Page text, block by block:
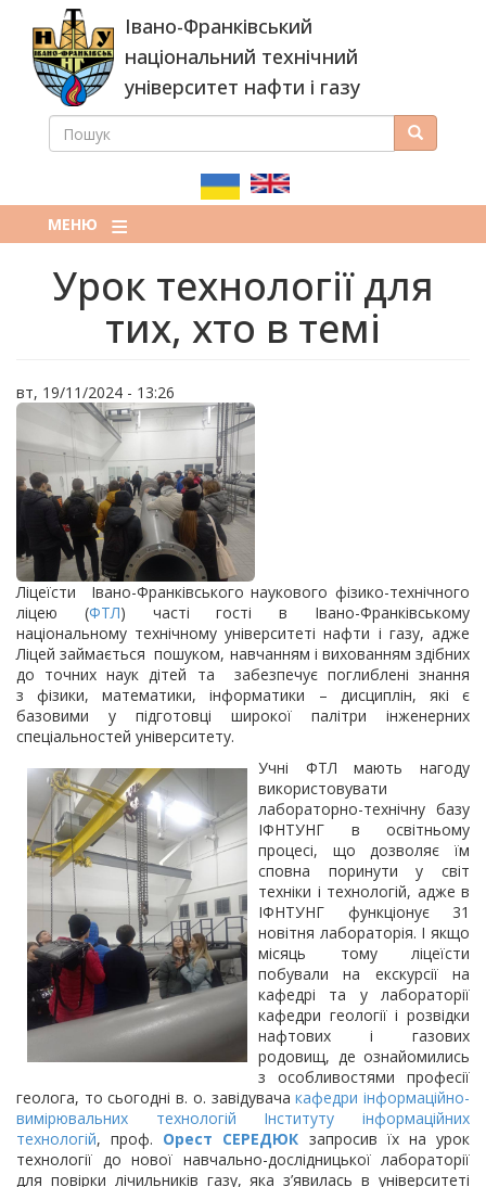
основного
вмісту
Івано-Франківський
національний технічний
університет нафти і газу
ПОШУКОВА
ПОШУК Пошук
МЕНЮ
Урок технології для
тих, хто в темі
вт, 19/11/2024 - 13:26
Ліцеїсти Івано-Франківського наукового фізико-технічного
ліцею (ФТЛ) часті гості в Івано-Франківському
національному технічному університеті нафти і газу, адже
Ліцей займається пошуком, навчанням і вихованням здібних
до точних наук дітей та забезпечує поглиблені знання
з фізики, математики, інформатики – дисциплін, які є
базовими у підготовці широкої палітри інженерних
спеціальностей університету.
Учні ФТЛ мають нагоду
використовувати
лабораторно-технічну базу
ІФНТУНГ в освітньому
процесі, що дозволяє їм
сповна поринути у світ
техніки і технологій, адже в
ІФНТУНГ функціонує 31
новітня лабораторія. І якщо
місяць тому ліцеїсти
побували на екскурсії на
кафедрі та у лабораторії
кафедри геології і розвідки
нафтових і газових
родовищ, де ознайомились
з особливостями професії
геолога, то сьогодні в. о. завідувачакафедри інформаційно-
вимірювальних технологій
Інституту інформаційних
технологій, проф. Орест СЕРЕДЮК запросив їх на урок
технології до нової навчально-дослідницької лабораторії
для повірки лічильників газу, яка з’явилась в університеті